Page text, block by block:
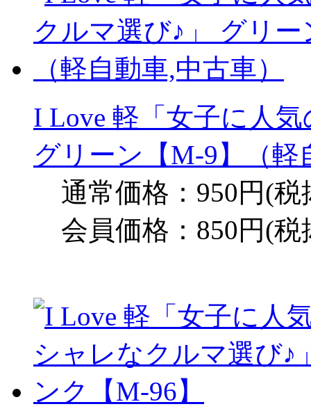
I Love 軽「女子に人
グリーン【M-9】（軽
通常価格：950円(税
会員価格：850円(税